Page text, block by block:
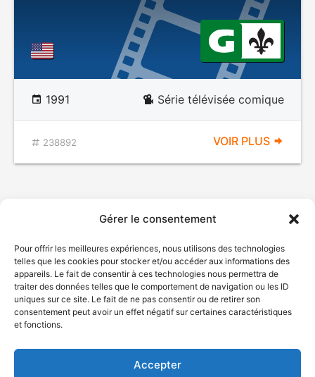
Gérer le consentement
Pour offrir les meilleures expériences, nous utilisons des technologies
telles que les cookies pour stocker et/ou accéder aux informations des
appareils. Le fait de consentir à ces technologies nous permettra de
traiter des données telles que le comportement de navigation ou les ID
uniques sur ce site. Le fait de ne pas consentir ou de retirer son
consentement peut avoir un effet négatif sur certaines caractéristiques
et fonctions.
Accepter
1991 Série télévisée comique
238892 VOIR PLUS
© Gouvernement du Québec, 2026
Plan du site
Accessibilité